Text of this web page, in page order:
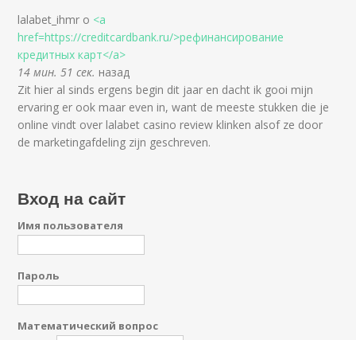
lalabet_ihmr о <a
href=https://creditcardbank.ru/>рефинансирование
кредитных карт</a>
14 мин. 51 сек. назад
Zit hier al sinds ergens begin dit jaar en dacht ik gooi mijn
ervaring er ook maar even in, want de meeste stukken die je
online vindt over lalabet casino review klinken alsof ze door
de marketingafdeling zijn geschreven.
Вход на сайт
Имя пользователя
Пароль
Математический вопрос